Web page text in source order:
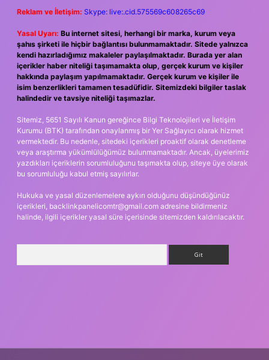
Reklam ve İletişim: Skype: live:.cid.575569c608265c69
Yasal Uyarı: Bu internet sitesi, herhangi bir marka, kurum veya
şahıs şirketi ile hiçbir bağlantısı bulunmamaktadır. Sitede yalnızca
kendi hazırladığımız makaleler paylaşılmaktadır. Burada yer alan
içerikler haber niteliği taşımamakta olup, gerçek kurum ve kişiler
hakkında paylaşım yapılmamaktadır. Gerçek kurum ve kişiler ile
isim benzerlikleri tamamen tesadüfidir. Sitemizdeki bilgiler taslak
halindedir ve tavsiye niteliği taşımazlar.
Sitemiz, 5651 Sayılı Kanun gereğince Bilgi Teknolojileri ve İletişim
Kurumu (BTK) tarafından onaylanmış bir Yer Sağlayıcı olarak hizmet
vermektedir. Bu nedenle, sitedeki içerikleri proaktif olarak denetleme
veya araştırma yükümlülüğümüz bulunmamaktadır. Ancak, üyelerimiz
yazdıkları içeriklerin sorumluluğunu taşımakta olup, siteye üye olarak
bu sorumluluğu kabul etmiş sayılırlar.
Hukuka ve yasal düzenlemelere aykırı olduğunu düşündüğünüz
içerikleri, backlinkpanelicomtr@gmail.com adresine bildirmeniz
halinde, ilgili içerikler yasal süre içerisinde sitemizden kaldırılacaktır.